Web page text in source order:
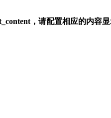
，请配置相应的内容